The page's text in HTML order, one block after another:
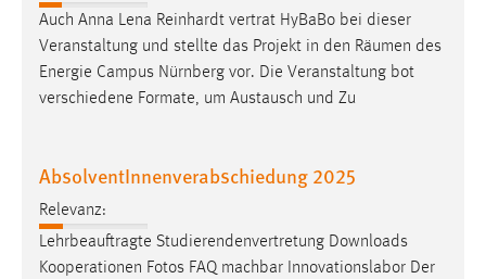
Auch Anna Lena Reinhardt vertrat HyBaBo bei dieser
Veranstaltung und stellte das Projekt in den Räumen des
Energie Campus Nürnberg vor. Die Veranstaltung bot
verschiedene Formate, um Austausch und Zu
AbsolventInnenverabschiedung 2025
Relevanz:
Lehrbeauftragte Studierendenvertretung Downloads
Kooperationen Fotos FAQ machbar Innovationslabor Der